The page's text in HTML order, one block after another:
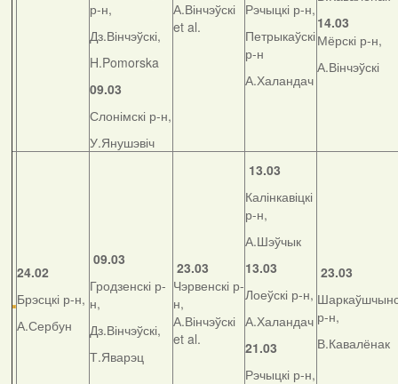
р-н,
Дз.Вінчэўскі,
H.Pomorska
09.03
Слонімскі р-н,
У.Янушэвіч
А.Вінчэўскі
et al.
Рэчыцкі р-н,
Петрыкаўскі
р-н
А.Халандач
14.03
Мёрскі р-н,
А.Вінчэўскі
24.02
Брэсцкі р-н,
А.Сербун
09.03
Гродзенскі р-
н,
Дз.Вінчэўскі,
Т.Яварэц
23.03
Чэрвенскі р-
н,
А.Вінчэўскі
et al.
13.03
Калінкавіцкі
р-н,
А.Шэўчык
13.03
Лоеўскі р-н,
А.Халандач
21.03
Рэчыцкі р-н,
23.03
р-н,
В.Кавалёнак